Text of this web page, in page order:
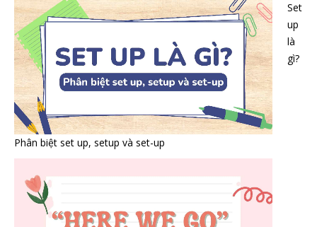
Set
up
là
gì?
Phân biệt set up, setup và set-up